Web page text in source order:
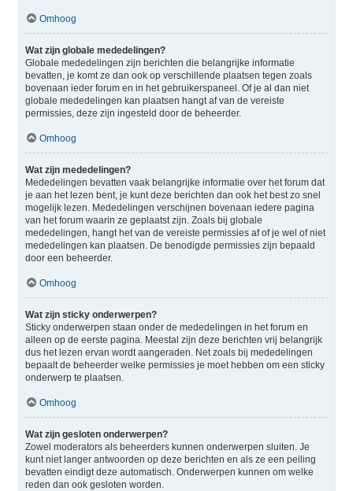
Omhoog
Wat zijn globale mededelingen?
Globale mededelingen zijn berichten die belangrijke informatie
bevatten, je komt ze dan ook op verschillende plaatsen tegen zoals
bovenaan ieder forum en in het gebruikerspaneel. Of je al dan niet
globale mededelingen kan plaatsen hangt af van de vereiste
permissies, deze zijn ingesteld door de beheerder.
Omhoog
Wat zijn mededelingen?
Mededelingen bevatten vaak belangrijke informatie over het forum dat
je aan het lezen bent, je kunt deze berichten dan ook het best zo snel
mogelijk lezen. Mededelingen verschijnen bovenaan iedere pagina
van het forum waarin ze geplaatst zijn. Zoals bij globale
mededelingen, hangt het van de vereiste permissies af of je wel of niet
mededelingen kan plaatsen. De benodigde permissies zijn bepaald
door een beheerder.
Omhoog
Wat zijn sticky onderwerpen?
Sticky onderwerpen staan onder de mededelingen in het forum en
alleen op de eerste pagina. Meestal zijn deze berichten vrij belangrijk
dus het lezen ervan wordt aangeraden. Net zoals bij mededelingen
bepaalt de beheerder welke permissies je moet hebben om een sticky
onderwerp te plaatsen.
Omhoog
Wat zijn gesloten onderwerpen?
Zowel moderators als beheerders kunnen onderwerpen sluiten. Je
kunt niet langer antwoorden op deze berichten en als ze een peiling
bevatten eindigt deze automatisch. Onderwerpen kunnen om welke
reden dan ook gesloten worden.